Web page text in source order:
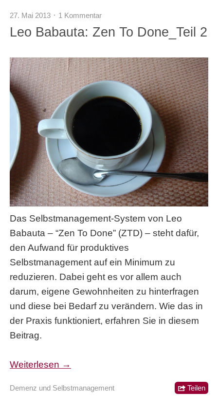
27. Mai 2013 1 Kommentar
Leo Babauta: Zen To Done_Teil 2
Das Selbstmanagement-System von Leo
Babauta – “Zen To Done” (ZTD) – steht dafür,
den Aufwand für produktives
Selbstmanagement auf ein Minimum zu
reduzieren. Dabei geht es vor allem auch
darum, eigene Gewohnheiten zu hinterfragen
und diese bei Bedarf zu verändern. Wie das in
der Praxis funktioniert, erfahren Sie in diesem
Beitrag.
Weiterlesen →
Demenz und Selbstmanagement Teilen